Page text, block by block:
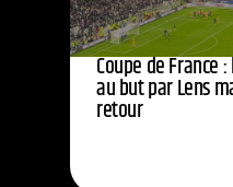
Coupe de France
au but par Lens
retour